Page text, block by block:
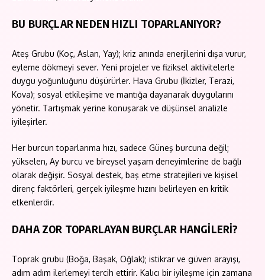
BU BURÇLAR NEDEN HIZLI TOPARLANIYOR?
Ateş Grubu (Koç, Aslan, Yay); kriz anında enerjilerini dışa vurur,
eyleme dökmeyi sever. Yeni projeler ve fiziksel aktivitelerle
duygu yoğunluğunu düşürürler. Hava Grubu (İkizler, Terazi,
Kova); sosyal etkileşime ve mantığa dayanarak duygularını
yönetir. Tartışmak yerine konuşarak ve düşünsel analizle
iyileşirler.
Her burcun toparlanma hızı, sadece Güneş burcuna değil;
yükselen, Ay burcu ve bireysel yaşam deneyimlerine de bağlı
olarak değişir. Sosyal destek, baş etme stratejileri ve kişisel
direnç faktörleri, gerçek iyileşme hızını belirleyen en kritik
etkenlerdir.
DAHA ZOR TOPARLAYAN BURÇLAR HANGİLERİ?
Toprak grubu (Boğa, Başak, Oğlak); istikrar ve güven arayışı,
adım adım ilerlemeyi tercih ettirir. Kalıcı bir iyileşme için zamana